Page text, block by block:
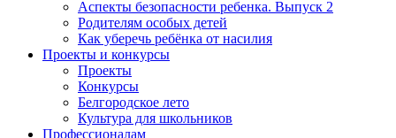
Аспекты безопасности ребенка. Выпуск 2
Родителям особых детей
Как уберечь ребёнка от насилия
Проекты и конкурсы
Проекты
Конкурсы
Белгородское лето
Культура для школьников
Профессионалам